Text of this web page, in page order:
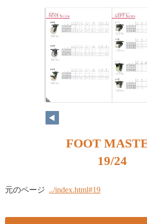
18
FOOT
19/24
元のページ ../index.html#19